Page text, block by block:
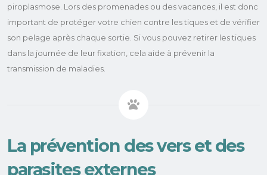
piroplasmose. Lors des promenades ou des vacances, il est donc
important de protéger votre chien contre les tiques et de vérifier
son pelage après chaque sortie. Si vous pouvez retirer les tiques
dans la journée de leur fixation, cela aide à prévenir la
transmission de maladies.
La prévention des vers et des
parasites externes